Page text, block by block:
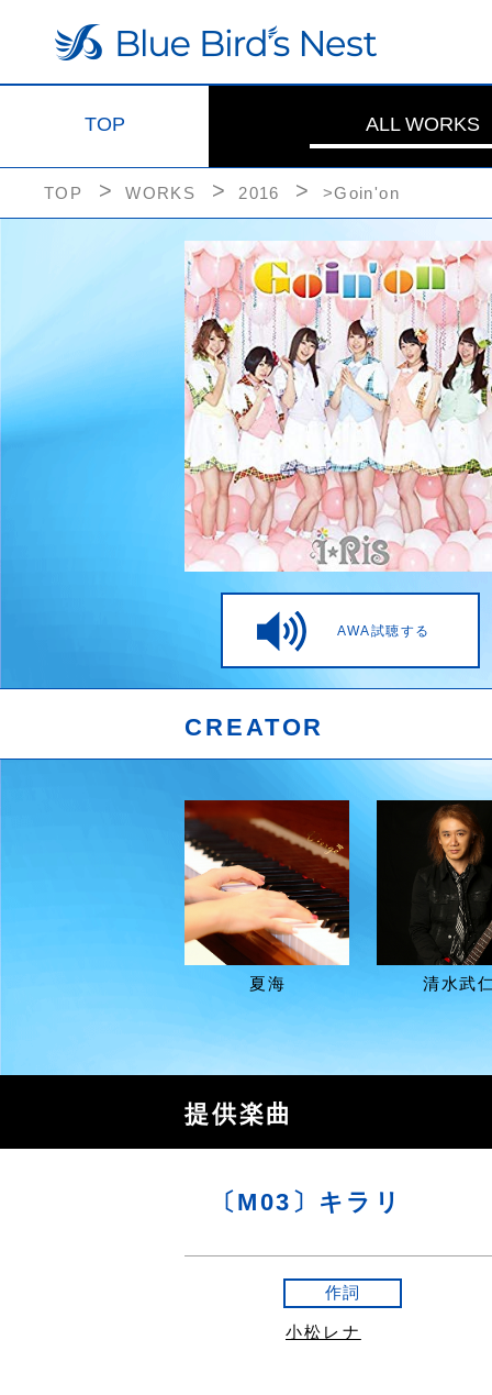
TOP ALL WORKS
TOP WORKS 2016 >Goin'on
AWA試聴する
CREATOR
夏海 清水武
提供楽曲
〔M03〕キラリ
作詞
小松レナ